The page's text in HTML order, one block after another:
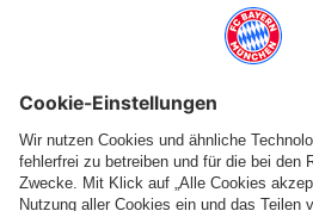
ZIYI ZHOU
Text vorlesen Schrift vergrößern